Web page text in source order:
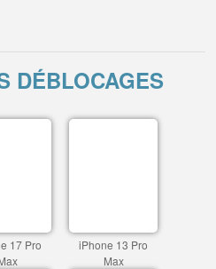
DÉBLOCAGES
17 Pro
iPhone 13 Pro
Max